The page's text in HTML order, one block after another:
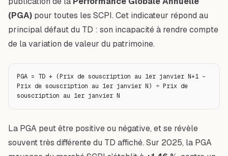
(PGA) pour toutes les SCPI. Cet indicateur répond au
principal défaut du TD : son incapacité à rendre compte
de la variation de valeur du patrimoine.
PGA = TD + (Prix de souscription au 1er janvier N+1 −
Prix de souscription au 1er janvier N) ÷ Prix de
souscription au 1er janvier N
La PGA peut être positive ou négative, et se révèle
souvent très différente du TD affiché. Sur 2025, la PGA